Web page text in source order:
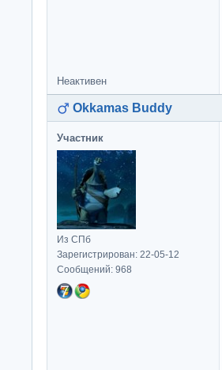
Неактивен
Okkamas Buddy
Участник
Из СПб
Зарегистрирован: 22-05-12
Сообщений: 968